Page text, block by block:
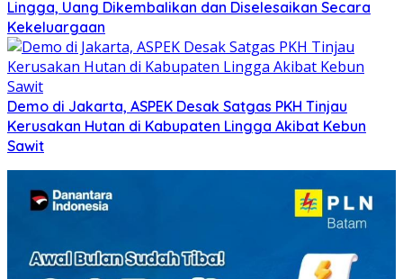
Lingga, Uang Dikembalikan dan Diselesaikan Secara
Kekeluargaan
Demo di Jakarta, ASPEK Desak Satgas PKH Tinjau
Kerusakan Hutan di Kabupaten Lingga Akibat Kebun
Sawit